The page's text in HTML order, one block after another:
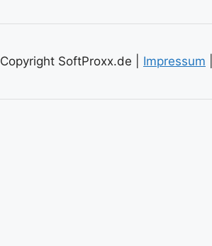
Copyright SoftProxx.de | Impressum